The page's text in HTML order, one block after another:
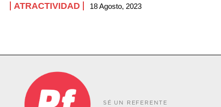
ATRACTIVIDAD 18 Agosto, 2023
SÉ UN REFERENTE